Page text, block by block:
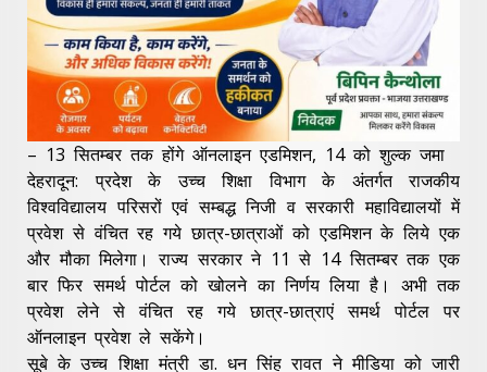
– 13 सितम्बर तक होंगे ऑनलाइन एडमिशन, 14 को शुल्क जमा
देहरादून: प्रदेश के उच्च शिक्षा विभाग के अंतर्गत राजकीय
विश्वविद्यालय परिसरों एवं सम्बद्ध निजी व सरकारी महाविद्यालयों में
प्रवेश से वंचित रह गये छात्र-छात्राओं को एडमिशन के लिये एक
और मौका मिलेगा। राज्य सरकार ने 11 से 14 सितम्बर तक एक
बार फिर समर्थ पोर्टल को खोलने का निर्णय लिया है। अभी तक
प्रवेश लेने से वंचित रह गये छात्र-छात्राएं समर्थ पोर्टल पर
ऑनलाइन प्रवेश ले सकेंगे।
सूबे के उच्च शिक्षा मंत्री डा. धन सिंह रावत ने मीडिया को जारी